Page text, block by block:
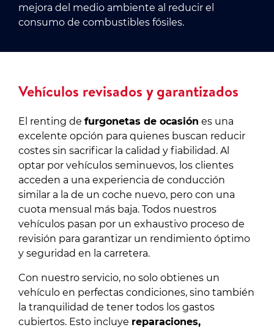
mejora del medio ambiente al reducir el
consumo de combustibles fósiles.
Vehículos revisados y garantizados
El renting de furgonetas de ocasión es una
excelente opción para quienes buscan reducir
costes sin sacrificar la calidad y fiabilidad. Al
optar por vehículos seminuevos, los clientes
acceden a una experiencia de conducción
similar a la de un coche nuevo, pero con una
cuota mensual más baja. Todos nuestros
vehículos pasan por un exhaustivo proceso de
revisión para garantizar un rendimiento óptimo
y seguridad en la carretera.
Con nuestro servicio, no solo obtienes un
vehículo en perfectas condiciones, sino también
la tranquilidad de tener todos los gastos
cubiertos. Esto incluye reparaciones,